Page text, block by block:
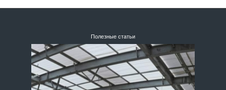
Полезные статьи